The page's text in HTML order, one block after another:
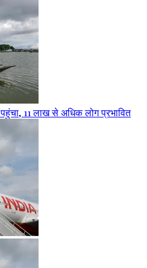
11 लाख से अधिक लोग प्रभावित